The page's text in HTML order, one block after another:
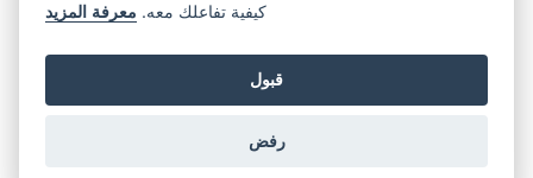
إنشاء حساب
كيفية تفاعلك معه. معرفة المزيد
قبول
رفض